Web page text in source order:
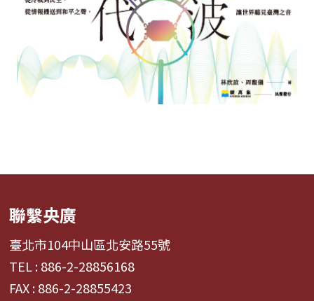
聯繫央廣
臺北市104中山區北安路55號
TEL : 886-2-28856168
FAX : 886-2-28855423